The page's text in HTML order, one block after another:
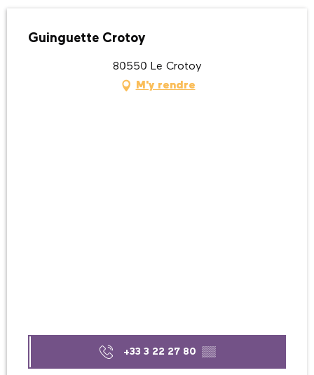
Mercredi 29 juillet 2026
Mercredi 5 août 2026
Guinguette Crotoy
80550 Le Crotoy
M'y rendre
+33 3 22 27 80 ▒▒